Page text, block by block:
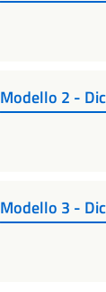
Modello 2 -
Modello 3 -